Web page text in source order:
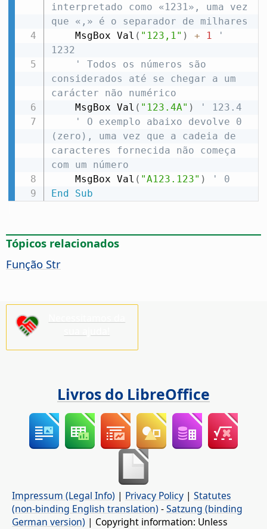
interpretado como «1231», uma vez
que «,» é o separador de milhares
    MsgBox Val
( "123,1" ) + 1
'
1232
' Todos os números são
considerados até se chegar a um
carácter não numérico
    MsgBox Val
( "123.4A" )
' 123.4
' O exemplo abaixo devolve 0
(zero), uma vez que a cadeia de
caracteres fornecida não começa
com um número
    MsgBox Val
( "A123.123" )
' 0
End
Sub
Tópicos relacionados
Função Str
Livros do LibreOffice
Impressum (Legal Info) | Privacy Policy | Statutes
(non-binding English translation) -Satzung (binding
German version) | Copyright information: Unless